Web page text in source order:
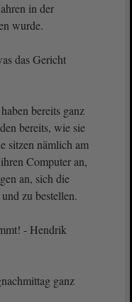
in der
wurde.
das Gericht
bereits ganz
bereits, wie sie
sitzen nämlich am
Computer an,
an, sich die
zu bestellen.
- Hendrik
ganz